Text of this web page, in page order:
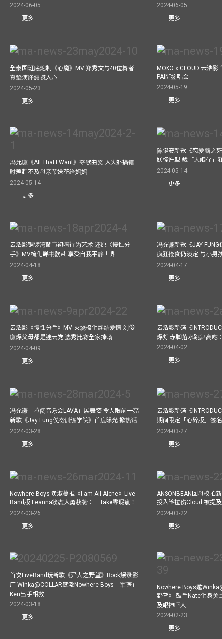
2024-06-05
更多
2024-06-05
更多
全泰国班底炮制《心魔》MV 郑秀文与40位舞者
真挚演绎震撼入心
2024-05-23
更多
MOKO x CLOUD 云浩影
PAIN”签唱会
2024-05-19
更多
冯允谦《All That I Want》夺歌曲奖 大头虾搞错
时差赶不及母亲节送花给妈妈
2024-05-14
更多
陈健安新歌《恋爱脑之
妖怪造型 戴「大眼仔」
2024-05-14
更多
云浩影铜锣湾鬧市初嚐行为艺术 还原《慢性分
手》MV梳化睇书歎茶 享受自我平静世界
2024-04-18
更多
冯允谦新歌《JAY
疯狂抢食仍淡定 与小男
2024-04-17
更多
云浩影《慢性分手》MV 火烧梳化终结爱情 刘俊
谦爆父母都是迷云党 选秀比赛全家捧场
2024-04-09
更多
云浩影新碟《
爆灯 赤脚落水跳舞高唿
2024-04-02
更多
冯允谦「拉阔音乐会LAVA」展舞姿 令人眼前一亮
新歌《Jay Fung仪态训练学院》首度曝光 掀热话
2024-03-28
更多
云浩影新碟《
期间限定「心碎版」签
2024-03-27
更多
Nowhere Boys 黄淑蔓推《I am All Alone》Live
Band版 Feanna状态大勇获赞：一Take零瑕疵！
2024-03-26
更多
ANSONBEAN回母校拍
投入险拉伤Cloud 被提
2024-03-22
更多
首次LiveBand玩新歌《异人之野望》Rock爆录影
厂 Winka@COLLAR感激Nowhere Boys「军医」
Ken出手相救
2024-03-18
更多
Nowhere Boys邀
野望》 鼓手Nate化身关
及眼神吓人
2024-02-23
更多